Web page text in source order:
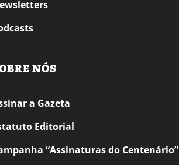
NÓS
a Gazeta
Editorial
“Assinaturas do Centenário”